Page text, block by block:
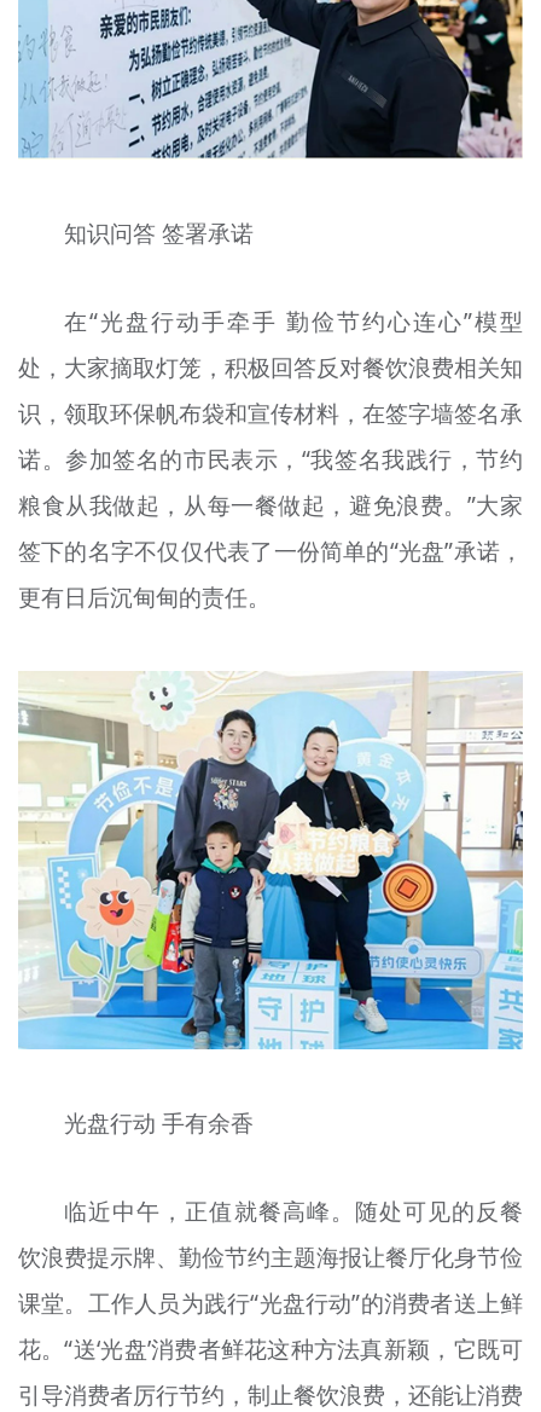
知识问答 签署承诺
在“光盘行动手牵手 勤俭节约心连心”模型
处，大家摘取灯笼，积极回答反对餐饮浪费相关知
识，领取环保帆布袋和宣传材料，在签字墙签名承
诺。参加签名的市民表示，“我签名我践行，节约
粮食从我做起，从每一餐做起，避免浪费。”大家
签下的名字不仅仅代表了一份简单的“光盘”承诺，
更有日后沉甸甸的责任。
光盘行动 手有余香
临近中午，正值就餐高峰。随处可见的反餐
饮浪费提示牌、勤俭节约主题海报让餐厅化身节俭
课堂。工作人员为践行“光盘行动”的消费者送上鲜
花。“送‘光盘’消费者鲜花这种方法真新颖，它既可
引导消费者厉行节约，制止餐饮浪费，还能让消费